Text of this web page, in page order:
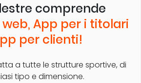
comprende
App per i titolari
per clienti!
a tutte le strutture sportive, di
tipo e dimensione.